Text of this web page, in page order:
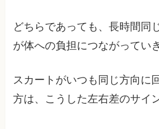
どちらであっても、長時間同
が体への負担につながってい
スカートがいつも同じ方向に
方は、こうした左右差のサイ